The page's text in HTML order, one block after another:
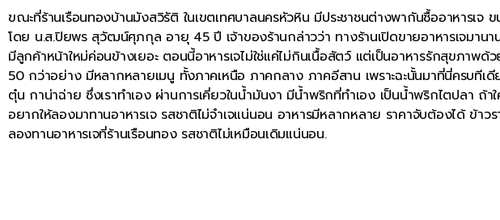
ขณะที่ร้านเรือนทองบ้านมังสวิรัติ ในเขตเทศบาลนครหัวหิน มีประชาชนต่างพากันซื้ออาหารเจ
โดย น.ส.ปิยพร สุวัฒน์ศุภกุล อายุ 45 ปี เจ้าของร้านกล่าวว่า ทางร้านเปิดขายอาหารเจมาน
มีลูกค้าหน้าใหม่ค่อนข้างเยอะ ตอนนี้อาหารเจไม่ใช่แค่ไม่กินเนื้อสัตว์ แต่เป็นอาหารรักสุขภาพ
50 กว่าอย่าง มีหลากหลายเมนู ทั้งภาคเหนือ ภาคกลาง ภาคอีสาน เพราะฉะนั้นมาที่นี่ครบทีเดี
ตุ๋น กาน่าฉ่าย ซึ่งเราทำเอง ผ่านการเคี่ยวในน้ำมันงา มีน้ำพริกที่ทำเอง เป็นน้ำพริกไตปลา ถ้า
อยากให้ลองมาทานอาหารเจ รสชาติไม่จำเจแน่นอน อาหารมีหลากหลาย ราคาจับต้องได้ ข้
ลองทานอาหารเจที่ร้านเรือนทอง รสชาติไม่เหมือนเดิมแน่นอน.